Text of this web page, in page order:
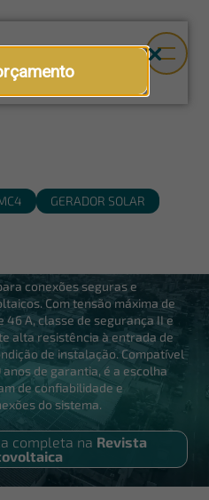
GERADOR SOLAR
conexões seguras e
Com tensão máxima de
46 A, classe de segurança II e
alta resistência à entrada de
de instalação. Compatível
anos de garantia, é a escolha
de confiabilidade e
do sistema.
completa na Revista